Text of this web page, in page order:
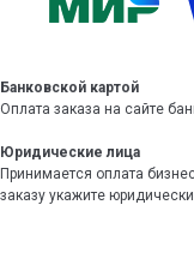
Банковской картой
Оплата заказа на сайте
Юридические лица
Принимается оплата
заказу укажите